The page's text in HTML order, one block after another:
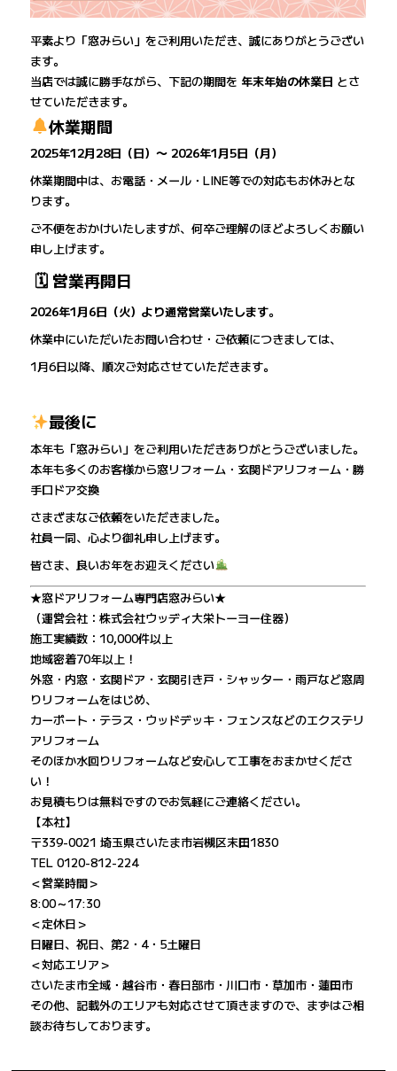
平素より「窓みらい」をご利用いただき、誠にありがとうござい
ます。
当店では誠に勝手ながら、下記の期間を 年末年始の休業日 とさ
せていただきます。
休業期間
2025年12月28日（日）〜 2026年1月5日（月）
休業期間中は、お電話・メール・LINE等での対応もお休みとな
ります。
ご不便をおかけいたしますが、何卒ご理解のほどよろしくお願い
申し上げます。
🗓 営業再開日
2026年1月6日（火）より通常営業いたします。
休業中にいただいたお問い合わせ・ご依頼につきましては、
1月6日以降、順次ご対応させていただきます。
最後に
本年も「窓みらい」をご利用いただきありがとうございました。
本年も多くのお客様から窓リフォーム・玄関ドアリフォーム・勝
手口ドア交換
さまざまなご依頼をいただきました。
社員一同、心より御礼申し上げます。
皆さま、良いお年をお迎えください
★窓ドアリフォーム専門店窓みらい★
（運営会社：株式会社ウッディ大栄トーヨー住器）
施工実績数：10,000件以上
地域密着70年以上！
外窓・内窓・玄関ドア・玄関引き戸・シャッター・雨戸など窓周
りリフォームをはじめ、
カーポート・テラス・ウッドデッキ・フェンスなどのエクステリ
アリフォーム
そのほか水回りリフォームなど安心して工事をおまかせくださ
い！
お見積もりは無料ですのでお気軽にご連絡ください。
【本社】
〒339-0021 埼玉県さいたま市岩槻区末田1830
TEL 0120-812-224
＜営業時間＞
8:00～17:30
＜定休日＞
日曜日、祝日、第2・4・5土曜日
＜対応エリア＞
さいたま市全域・越谷市・春日部市・川口市・草加市・蓮田市
その他、記載外のエリアも対応させて頂きますので、まずはご相
談お待ちしております。